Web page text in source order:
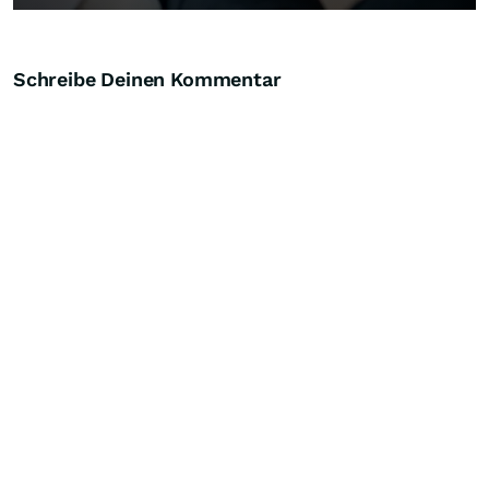
Schreibe Deinen Kommentar